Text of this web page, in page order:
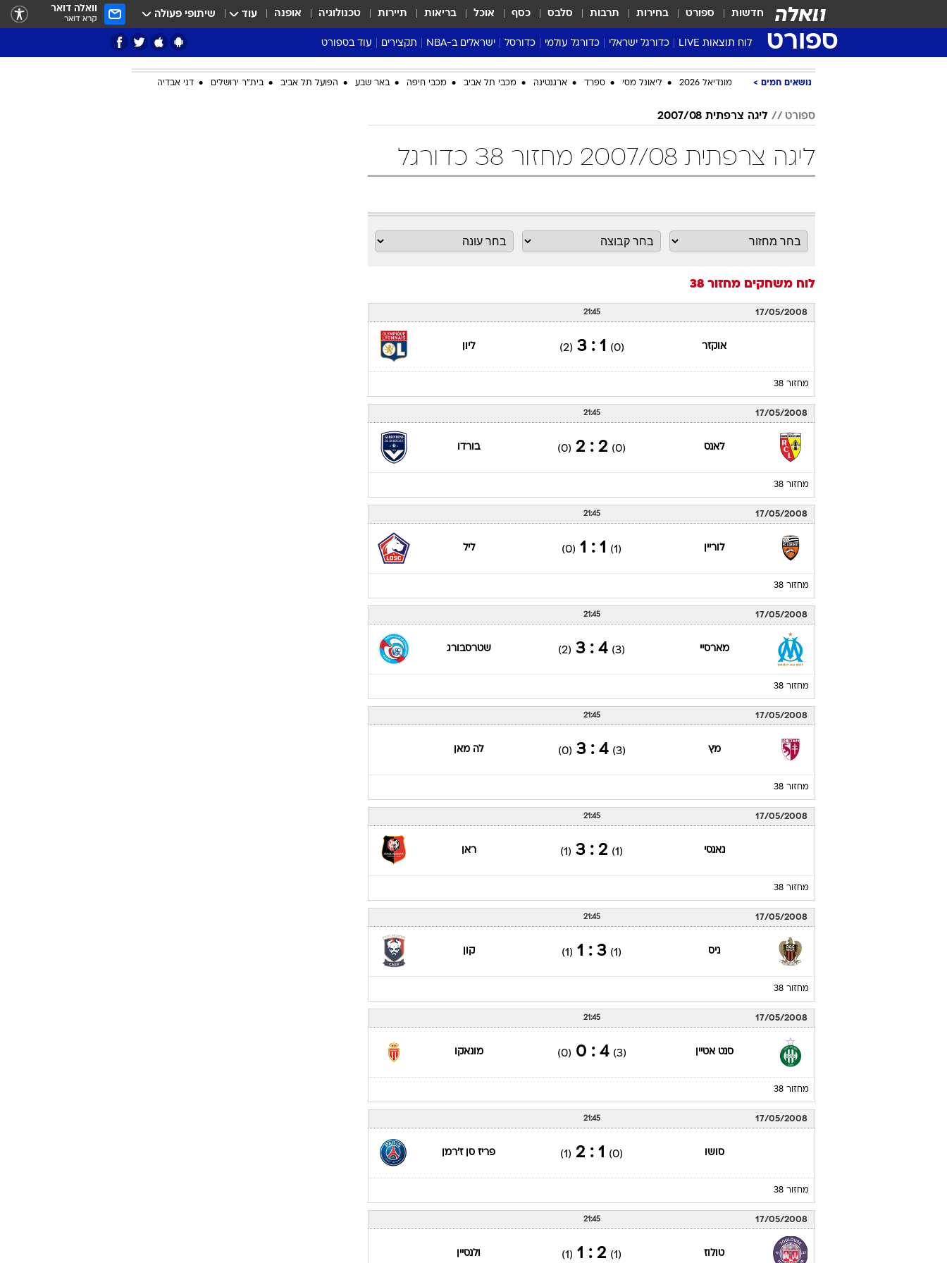
חדשות ספורט בחירות תרבות סלבס כסף אוכל בריאות תיירות טכנולוגיה אופנה עוד שיתופי פעולה וואלה דואר
קרא דואר
ספורט לוח תוצאות LIVE כדורגל ישראלי
ליגת העל Winner
גביע המדינה
שגרירים
נבחרות ישראל
ליגה א'
כדורגל עולמי
ליגה אנגלית
ליגה צרפתית
ליגת האלופות
דרום אמריקה
כדורסל
ליגת העל
נבחרות ישראל בכדורסל
כדורסל נשים
ישראלים ב-NBA
דני אבדיה
תקצירים עוד בספורט
מונדיאל 2026
NBA
אבא של שבת
סערה בממלכה
ענפים נוספים
כתבו לנו
נושאים חמים מונדיאל 2026 ליאונל מסי ספרד ארגנטינה מכבי תל אביב מכבי חיפה באר שבע הפועל תל אביב בית"ר ירושלים דני אבדיה
ספורט ליגה צרפתית 2007/08
ליגה צרפתית 2007/08 מחזור 38 כדורגל
לוח משחקים מחזור 38
17/05/2008
21:45
אוקזר (0)
1 : 3
(2) ליון
מחזור 38
17/05/2008
21:45
לאנס (0)
2 : 2
(0) בורדו
מחזור 38
17/05/2008
21:45
לוריין (1)
1 : 1
(0) ליל
מחזור 38
17/05/2008
21:45
מארסיי (3)
4 : 3
(2) שטרסבורג
מחזור 38
17/05/2008
21:45
מץ (3)
4 : 3
(0) לה מאן
מחזור 38
17/05/2008
21:45
נאנסי (1)
2 : 3
(1) ראן
מחזור 38
17/05/2008
21:45
ניס (1)
3 : 1
(1) קון
מחזור 38
17/05/2008
21:45
סנט אטיין (3)
4 : 0
(0) מונאקו
מחזור 38
17/05/2008
21:45
סושו (0)
1 : 2
(1) פריז סן ז'רמן
מחזור 38
17/05/2008
21:45
טולוז (1)
2 : 1
(1) ולנסיין